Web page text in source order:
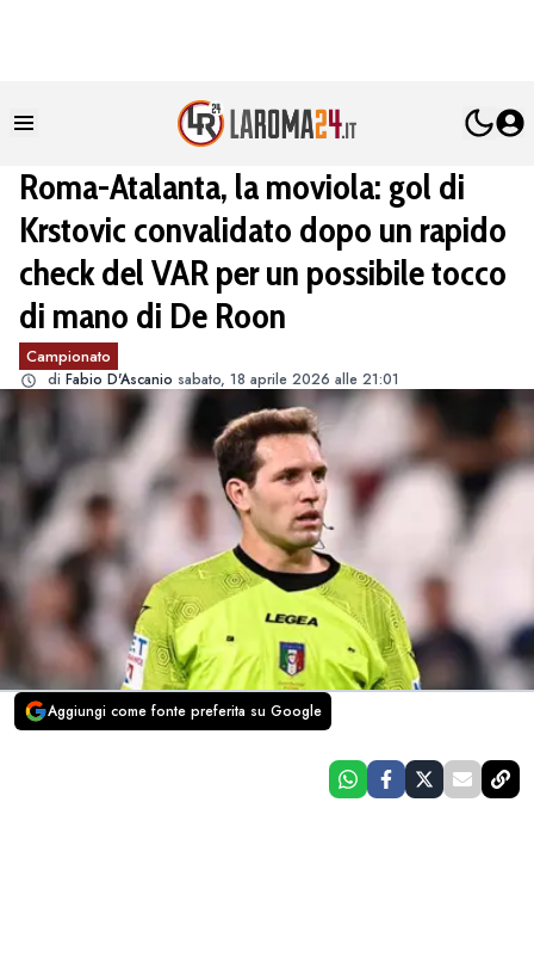
Roma-Atalanta, la moviola: gol di
Krstovic convalidato dopo un rapido
check del VAR per un possibile tocco
di mano di De Roon
Campionato
di Fabio D'Ascanio sabato, 18 aprile 2026 alle 21:01
Aggiungi come fonte preferita su Google